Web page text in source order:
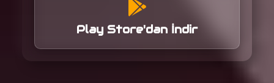
Play Store'dan İndir